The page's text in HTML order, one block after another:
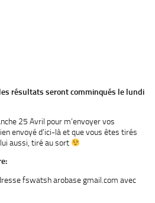
résultats seront comminqués le lundi
25 Avril pour m’envoyer vos
envoyé d’ici-là et que vous êtes tirés
aussi, tiré au sort
fswatsh arobase gmail.com avec